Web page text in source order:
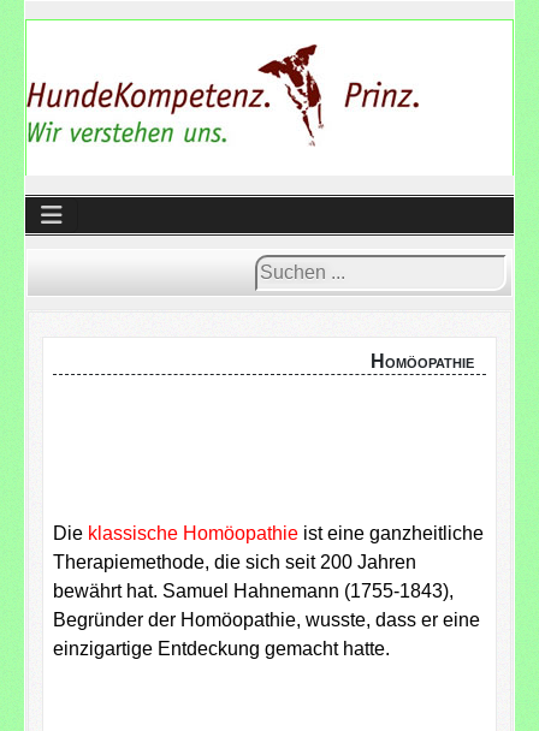
Suchen
...
Homöopathie
Dieklassische Homöopathieist eine ganzheitliche
Therapiemethode, die sich seit 200 Jahren
bewährt hat. Samuel Hahnemann (1755-1843),
Begründer der Homöopathie, wusste, dass er eine
einzigartige Entdeckung gemacht hatte.